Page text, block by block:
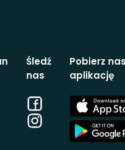
Śledź
nas
Facebook
Instagram
Pobierz
aplikację
App
Store
App
Store